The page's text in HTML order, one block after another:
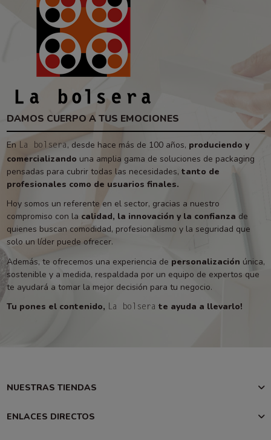
DAMOS CUERPO A TUS EMOCIONES
En La bolsera , desde hace más de 100 años, produciendo y
comercializando una amplia gama de soluciones de packaging
pensadas para cubrir todas las necesidades, tanto de
profesionales como de usuarios finales.
Hoy somos un referente en el sector, gracias a nuestro
compromiso con la calidad, la innovación y la confianza de
quienes buscan comodidad, profesionalismo y la seguridad que
solo un líder puede ofrecer.
Además, te ofrecemos una experiencia de personalización única,
sostenible y a medida, respaldada por un equipo de expertos que
te ayudará a tomar la mejor decisión para tu negocio.
Tu pones el contenido, La bolsera te ayuda a llevarlo!
NUESTRAS TIENDAS
ENLACES DIRECTOS